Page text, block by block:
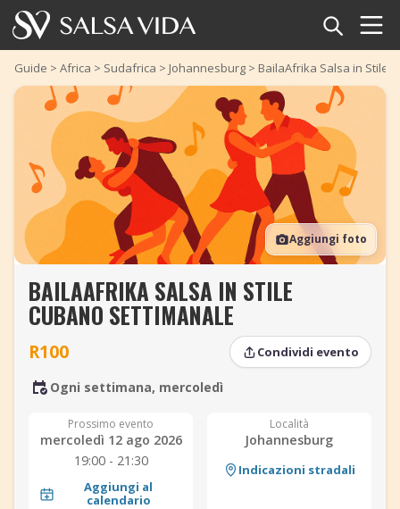
Home
Eventi
Notizie
Articoli
Video
Glossario della salsa
TuneTempo
Aggiungi evento
Guide > Africa > Sudafrica > Johannesburg > BailaAfrika Salsa in Stile
Aggiungi foto
BAILAAFRIKA SALSA IN STILE
CUBANO SETTIMANALE
R100 Condividi evento
Ogni settimana, mercoledì
Prossimo evento
mercoledì 12 ago 2026
19:00 - 21:30
Aggiungi al
calendario
Località
Johannesburg
Indicazioni stradali